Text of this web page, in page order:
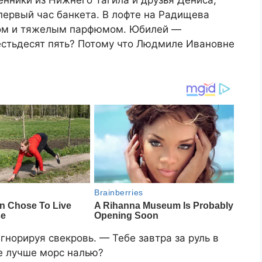
час банкета. В лофте на Радищева
и тяжелым парфюмом. Юбилей —
пять? Потому что Людмиле Ивановне
свекровь. — Тебе завтра за руль в
лучше морс налью?